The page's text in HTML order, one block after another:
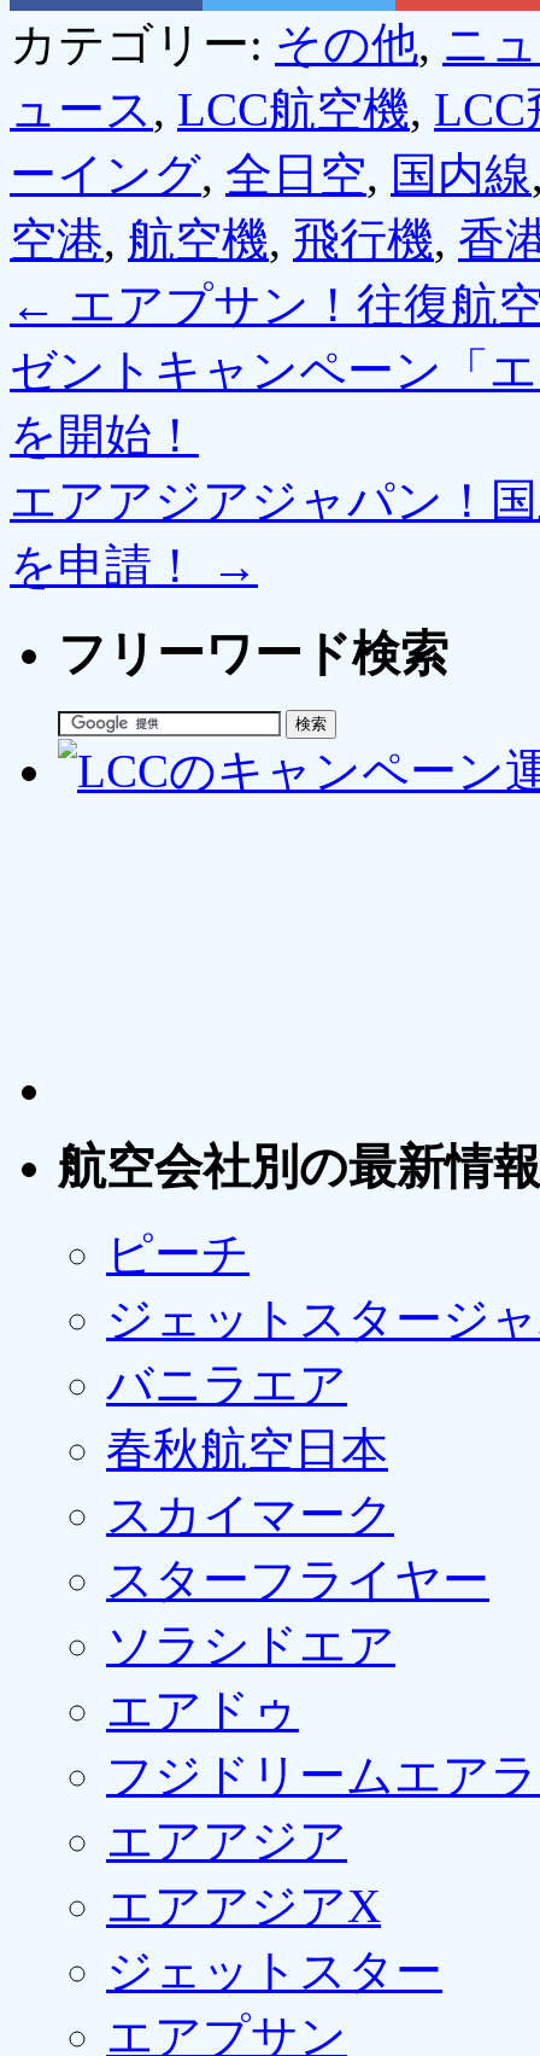
カテゴリー: その他, ニ
ュース , LCC航空機, LCC
ーイング, 全日空, 国内線
空港, 航空機, 飛行機, 香
← エアプサン！往復航
ゼントキャンペーン「
を開始！
エアアジアジャパン！
を申請！
→
フリーワード検索
航空会社別の最新情報
ピーチ
ジェットスタージ
バニラエア
春秋航空日本
スカイマーク
スターフライヤー
ソラシドエア
エアドゥ
フジドリームエア
エアアジア
エアアジアX
ジェットスター
エアプサン